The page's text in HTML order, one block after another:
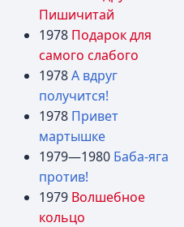
Пишичитай
1978 Подарок для
самого слабого
1978А вдруг
получится!
1978 Привет
мартышке
1979—1980 Баба-яга
против!
1979 Волшебное
кольцо